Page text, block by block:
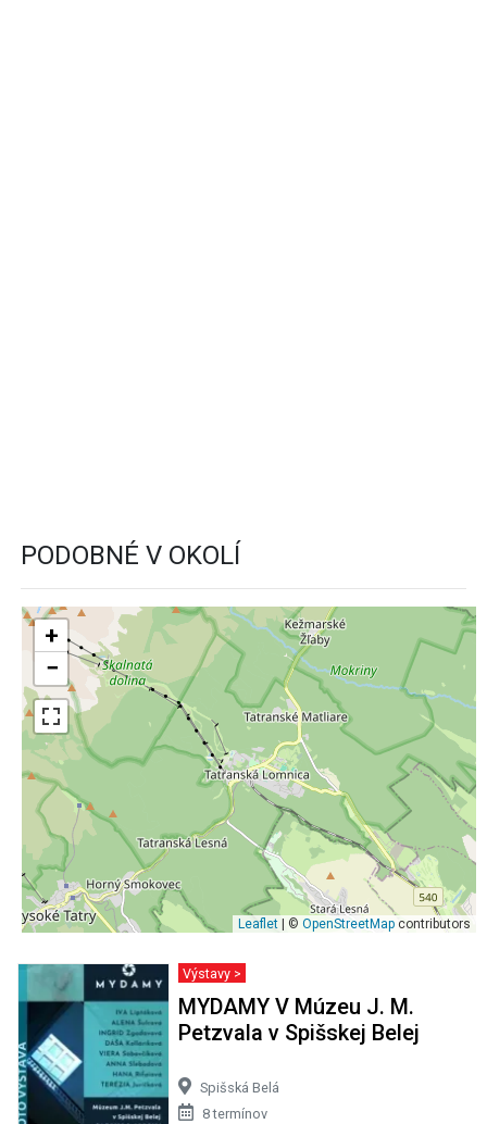
PODOBNÉ V OKOLÍ
+
−
Leaflet | © OpenStreetMap contributors
Výstavy >
MYDAMY V Múzeu J. M.
Petzvala v Spišskej Belej
Spišská Belá
8 termínov